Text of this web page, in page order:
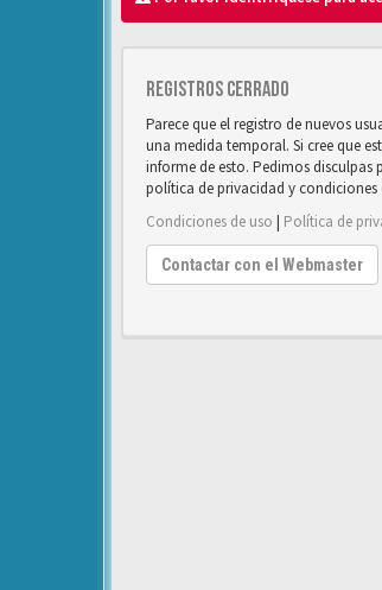
Registros cerrado
Parece que el registro de nuevos
una medida temporal. Si cree que
informe de esto. Pedimos disculpas
política de privacidad y
Condiciones de uso | Política de
Contactar con el Webmaster